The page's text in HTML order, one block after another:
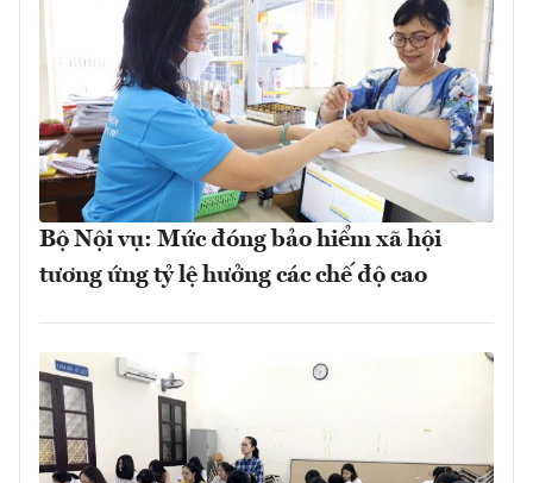
Bộ Nội vụ: Mức đóng bảo hiểm xã hội
tương ứng tỷ lệ hưởng các chế độ cao